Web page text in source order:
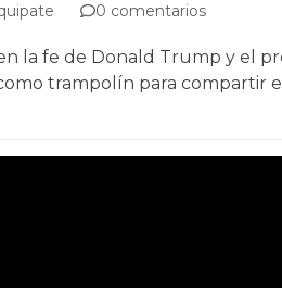
0 comentarios
la fe de Donald Trump y el
trampolín para compartir